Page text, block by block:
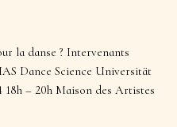
la danse ? Intervenants
Dance Science Universität
– 20h Maison des Artistes